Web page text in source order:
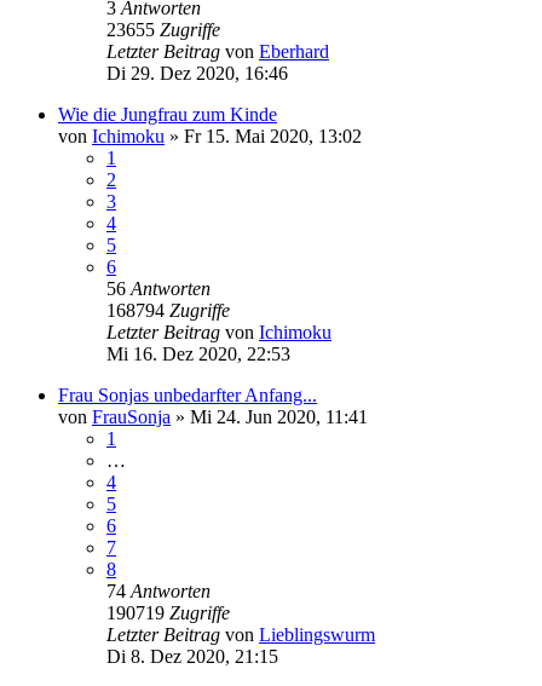
3 Antworten
23655 Zugriffe
Letzter Beitrag von Eberhard
Di 29. Dez 2020, 16:46
Wie die Jungfrau zum Kinde
von Ichimoku » Fr 15. Mai 2020, 13:02
1
2
3
4
5
6
56 Antworten
168794 Zugriffe
Letzter Beitrag von Ichimoku
Mi 16. Dez 2020, 22:53
Frau Sonjas unbedarfter Anfang...
von FrauSonja » Mi 24. Jun 2020, 11:41
1
…
4
5
6
7
8
74 Antworten
190719 Zugriffe
Letzter Beitrag von Lieblingswurm
Di 8. Dez 2020, 21:15